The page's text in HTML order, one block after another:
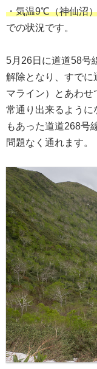
・気温9℃（神仙沼
での状況です。
5月26日に道道58号
解除となり、すでに
マライン）とあわせ
常通り出来るように
もあった道道268号
問題なく通れます。